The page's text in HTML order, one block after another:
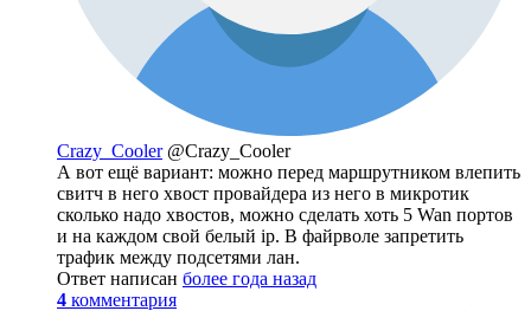
Crazy_Cooler @Crazy_Cooler
А вот ещё вариант: можно перед маршрутником влепить
свитч в него хвост провайдера из него в микротик
сколько надо хвостов, можно сделать хоть 5 Wan портов
и на каждом свой белый ip. В файрволе запретить
трафик между подсетями лан.
Ответ написан более года назад
4 комментария